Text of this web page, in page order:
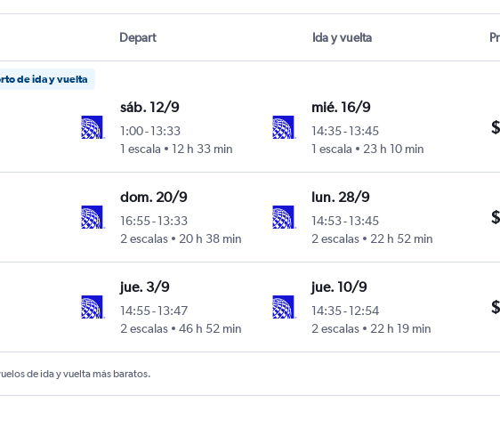
Depart Ida y vuelta
de ida y vuelta
Marín
sáb. 12/9
1:00-13:33
1 escala
12 h 33 min
mié. 16/9
14:35-13:45
1 escala
23 h 10 min
Marín
dom. 20/9
16:55-13:33
2 escalas
20 h 38 min
lun. 28/9
14:53-13:45
2 escalas
22 h 52 min
Marín
jue. 3/9
14:55-13:47
2 escalas
46 h 52 min
jue. 10/9
14:35-12:54
2 escalas
22 h 19 min
de ida y vuelta más baratos.